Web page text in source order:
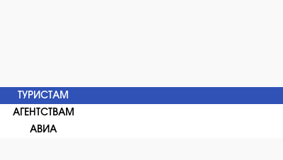
ТУРИСТАМ
АГЕНТСТВАМ
АВИА